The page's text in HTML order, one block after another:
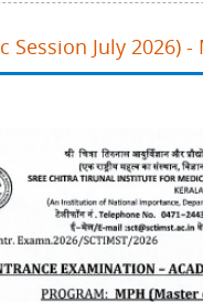
July 2026)